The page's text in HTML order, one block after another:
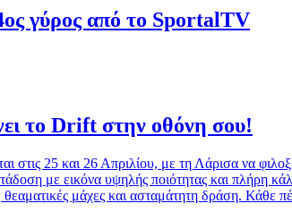
γύρος από το SportalTV
το Drift στην οθόνη σου!
25 και 26 Απριλίου, με τη Λάρισα να
με εικόνα υψηλής ποιότητας και πλήρη
μάχες και ασταμάτητη δράση.